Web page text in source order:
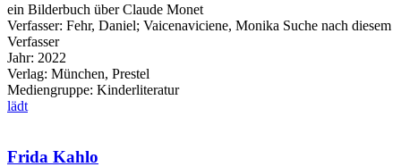
ein Bilderbuch über Claude Monet
Verfasser: Fehr, Daniel; Vaicenaviciene, Monika Suche nach diesem
Verfasser
Jahr: 2022
Verlag: München, Prestel
Mediengruppe: Kinderliteratur
lädt
Frida Kahlo